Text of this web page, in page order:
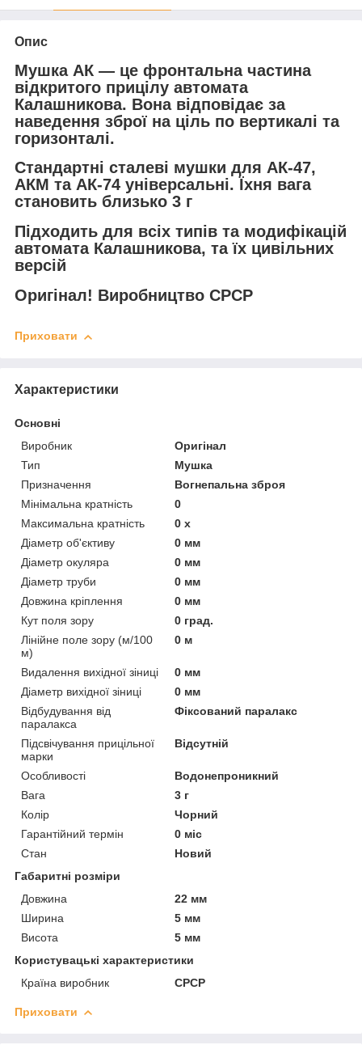
Опис
Мушка АК — це фронтальна частина
відкритого прицілу автомата
Калашникова. Вона відповідає за
наведення зброї на ціль по вертикалі та
горизонталі.
Стандартні сталеві мушки для АК-47,
АКМ та АК-74 універсальні. Їхня вага
становить близько 3 г
Підходить для всіх типів та модифікацій
автомата Калашникова, та їх цивільних
версій
Оригінал! Виробництво СРСР
Приховати
Характеристики
Основні
Виробник
Оригінал
Тип
Мушка
Призначення
Вогнепальна зброя
Мінімальна кратність
0
Максимальна кратність
0 х
Діаметр об'єктиву
0 мм
Діаметр окуляра
0 мм
Діаметр труби
0 мм
Довжина кріплення
0 мм
Кут поля зору
0 град.
Лінійне поле зору (м/100
м)
0 м
Видалення вихідної зіниці
0 мм
Діаметр вихідної зіниці
0 мм
Відбудування від
паралакса
Фіксований паралакс
Підсвічування прицільної
марки
Відсутній
Особливості
Водонепроникний
Вага
3 г
Колір
Чорний
Гарантійний термін
0 міс
Стан
Новий
Габаритні розміри
Довжина
22 мм
Ширина
5 мм
Висота
5 мм
Користувацькi характеристики
Країна виробник
СРСР
Приховати